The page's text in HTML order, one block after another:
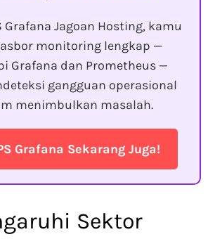
Grafana Jagoan Hosting, kamu
monitoring lengkap —
Grafana dan Prometheus —
gangguan operasional
menimbulkan masalah.
Grafana Sekarang Juga!
Sektor